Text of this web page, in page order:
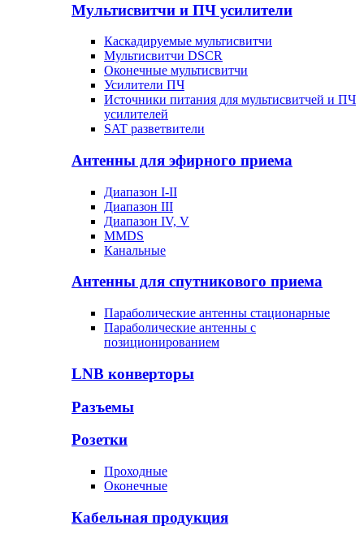
Мультисвитчи и ПЧ усилители
Каскадируемые мультисвитчи
Мультисвитчи DSCR
Оконечные мультисвитчи
Усилители ПЧ
Источники питания для мультисвитчей и ПЧ
усилителей
SAT разветвители
Антенны для эфирного приема
Диапазон I-II
Диапазон III
Диапазон IV, V
MMDS
Канальные
Антенны для спутникового приема
Параболические антенны стационарные
Параболические антенны с
позиционированием
LNB конверторы
Разъемы
Розетки
Проходные
Оконечные
Кабельная продукция